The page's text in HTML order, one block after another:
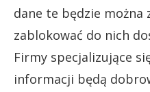
dane te będzie można
zablokować do nich
Firmy specjalizujące
informacji będą